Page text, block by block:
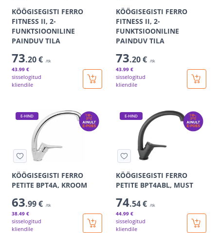
KÖÖGISEGISTI FERRO
FITNESS II, 2-
FUNKTSIOONILINE
PAINDUV TILA
73.20 € /tk
43.99 €
sisselogitud
kliendile
KÖÖGISEGISTI FERRO
FITNESS II, 2-
FUNKTSIOONILINE
PAINDUV TILA
73.20 € /tk
43.99 €
sisselogitud
kliendile
E-HIND
KÖÖGISEGISTI FERRO
PETITE BPT4A, KROOM
63.99 € /tk
38.49 €
sisselogitud
kliendile
E-HIND
KÖÖGISEGISTI FERRO
PETITE BPT4ABL, MUST
74.54 € /tk
44.99 €
sisselogitud
kliendile